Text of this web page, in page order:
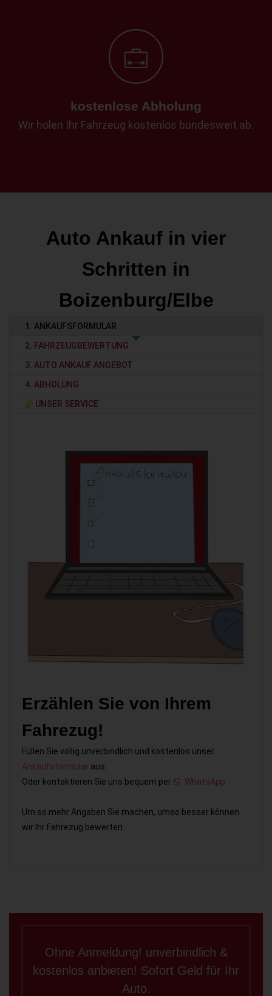
kostenlose Abholung
Wir holen Ihr Fahrzeug kostenlos bundesweit ab.
Auto Ankauf in vier
Schritten in
Boizenburg/Elbe
1. ANKAUFSFORMULAR
2. FAHRZEUGBEWERTUNG
3. AUTO ANKAUF ANGEBOT
4. ABHOLUNG
UNSER SERVICE
Erzählen Sie von Ihrem
Fahrezug!
Füllen Sie völlig unverbindlich und kostenlos unser
Ankaufsformular aus.
Oder kontaktieren Sie uns bequem per
WhatsApp
Um so mehr Angaben Sie machen, umso besser können
wir Ihr Fahrezug bewerten.
Ohne Anmeldung! unverbindlich &
kostenlos anbieten! Sofort Geld für Ihr
Auto.